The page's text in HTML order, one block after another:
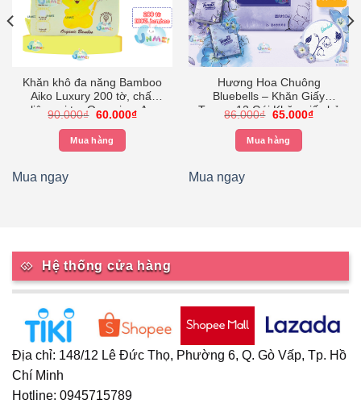
Khăn khô đa năng Bamboo
Aiko Luxury 200 tờ, chất
liệu sợi tre Organic – An
90.000₫ Giá
là:
90.000₫.
60.000₫Giá
Mua hàng
Mua ngay
Hương Hoa Chuông
Bluebells – Khăn Giấy
Tempo 12 Gói Khăn giấy bỏ
86.000₫ Giá
là:
86.000₫.
65.000₫Giá
Mua hàng
Mua ngay
Hệ thống cửa hàng
Địa chỉ: 148/12 Lê Đức Thọ, Phường 6, Q. Gò Vấp, Tp. Hồ
Chí Minh
Hotline: 0945715789